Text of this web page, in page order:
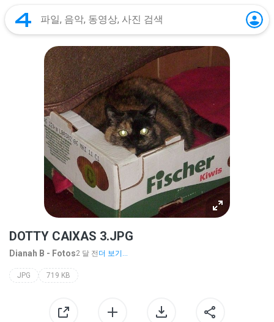
DOTTY CAIXAS 3.JPG
Dianah B - Fotos2 달 전 더 보기...
JPG 719 KB